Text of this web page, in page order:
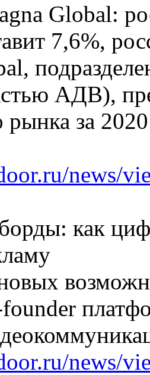
Global:
7,6%,
АДВ),
рынка за
news/
как
news/